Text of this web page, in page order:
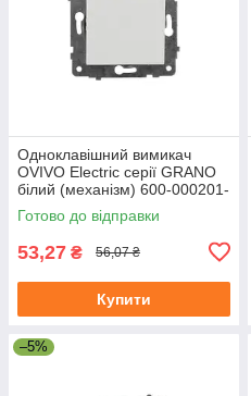
Одноклавішний вимикач
OVIVO Electric серії GRANO
білий (механізм) 600-000201-
200
Готово до відправки
53,27 ₴ 56,07 ₴
Купити
–5%